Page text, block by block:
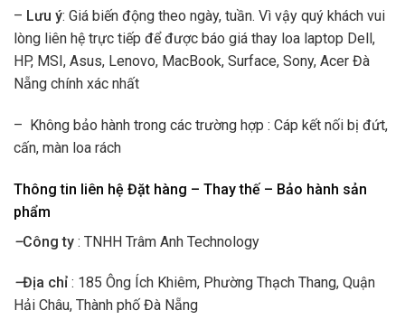
– Lưu ý: Giá biến động theo ngày, tuần. Vì vậy quý khách vui
lòng liên hệ trực tiếp để được báo giá thay loa laptop Dell,
HP, MSI, Asus, Lenovo, MacBook, Surface, Sony, Acer Đà
Nẵng chính xác nhất
– Không bảo hành trong các trường hợp : Cáp kết nối bị đứt,
cấn, màn loa rách
Thông tin liên hệ Đặt hàng – Thay thế – Bảo hành sản
phẩm
–Công ty : TNHH Trâm Anh Technology
–Địa chỉ : 185 Ông Ích Khiêm, Phường Thạch Thang, Quận
Hải Châu, Thành phố Đà Nẵng